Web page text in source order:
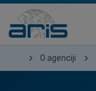
O agenciji